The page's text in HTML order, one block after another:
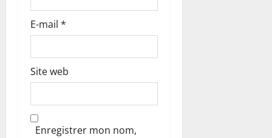
E-mail *
Site web
Enregistrer mon nom,